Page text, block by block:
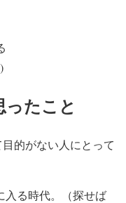
たこと
的がない人にとって
入る時代。（探せば